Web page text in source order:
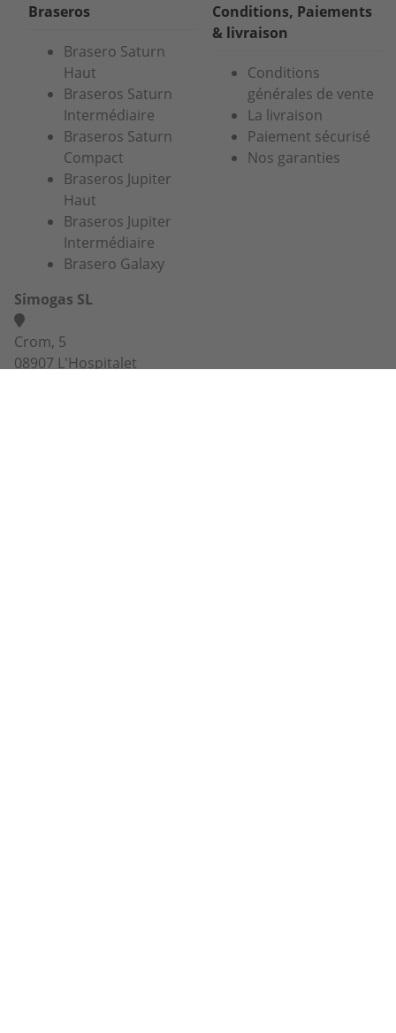
Braseros
Brasero Saturn
Haut
Braseros Saturn
Intermédiaire
Braseros Saturn
Compact
Braseros Jupiter
Haut
Braseros Jupiter
Intermédiaire
Brasero Galaxy
Conditions, Paiements
& livraison
Conditions
générales de vente
La livraison
Paiement sécurisé
Nos garanties
Simogas SL
Crom, 5
08907 L'Hospitalet